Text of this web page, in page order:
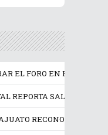
EL FORO EN EL
REPORTA SALDO
RECONOCE A